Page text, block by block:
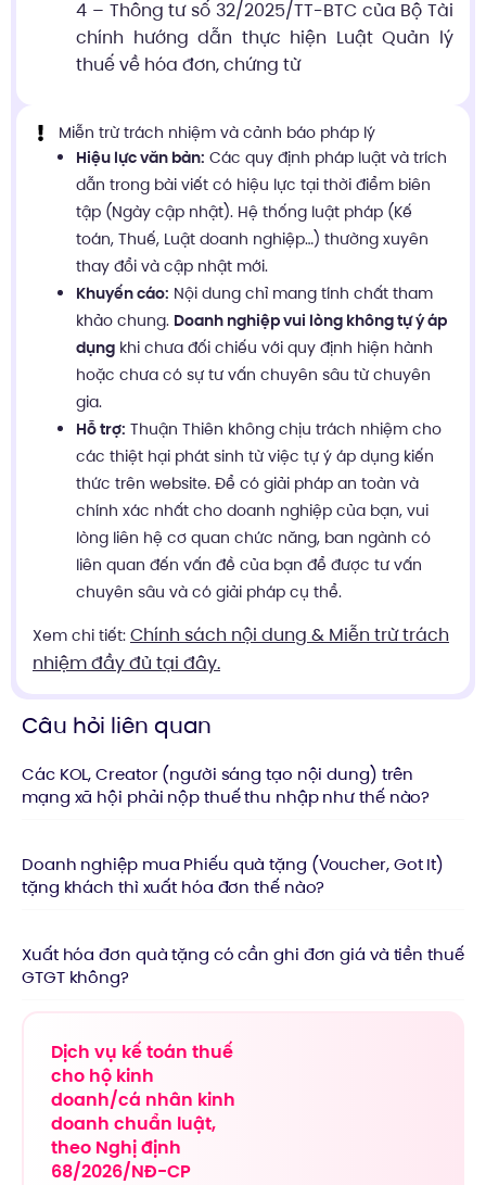
4 – Thông tư số 32/2025/TT-BTC của Bộ Tài
chính hướng dẫn thực hiện Luật Quản lý
thuế về hóa đơn, chứng từ
Miễn trừ trách nhiệm và cảnh báo pháp lý
Hiệu lực văn bản: Các quy định pháp luật và trích
dẫn trong bài viết có hiệu lực tại thời điểm biên
tập (Ngày cập nhật). Hệ thống luật pháp (Kế
toán, Thuế, Luật doanh nghiệp…) thường xuyên
thay đổi và cập nhật mới.
Khuyến cáo: Nội dung chỉ mang tính chất tham
khảo chung. Doanh nghiệp vui lòng không tự ý áp
dụng khi chưa đối chiếu với quy định hiện hành
hoặc chưa có sự tư vấn chuyên sâu từ chuyên
gia.
Hỗ trợ: Thuận Thiên không chịu trách nhiệm cho
các thiệt hại phát sinh từ việc tự ý áp dụng kiến
thức trên website. Để có giải pháp an toàn và
chính xác nhất cho doanh nghiệp của bạn, vui
lòng liên hệ cơ quan chức năng, ban ngành có
liên quan đến vấn đề của bạn để được tư vấn
chuyên sâu và có giải pháp cụ thể.
Xem chi tiết: Chính sách nội dung & Miễn trừ trách
nhiệm đầy đủ tại đây.
Câu hỏi liên quan
Các KOL, Creator (người sáng tạo nội dung) trên
mạng xã hội phải nộp thuế thu nhập như thế nào?
Doanh nghiệp mua Phiếu quà tặng (Voucher, Got It)
tặng khách thì xuất hóa đơn thế nào?
Xuất hóa đơn quà tặng có cần ghi đơn giá và tiền thuế
GTGT không?
Dịch vụ kế toán thuế
cho hộ kinh
doanh/cá nhân kinh
doanh chuẩn luật,
theo Nghị định
68/2026/NĐ-CP